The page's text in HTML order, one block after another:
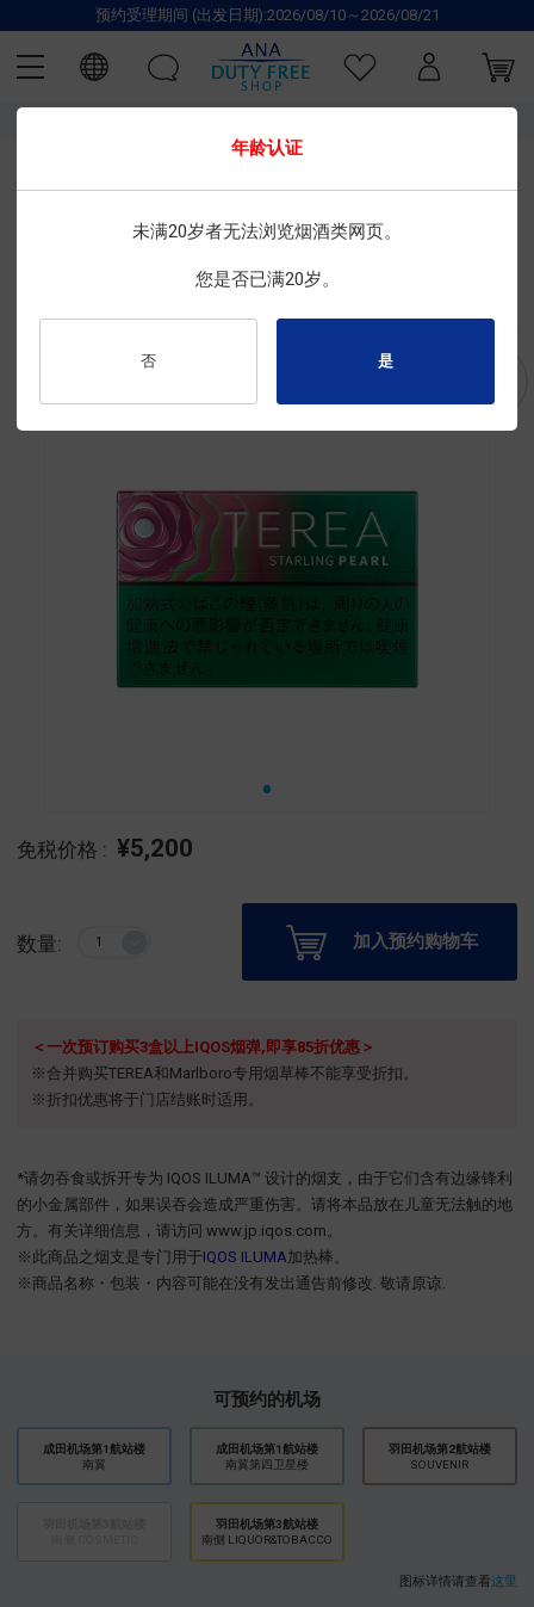
预约受理期间 (出发日期):2026/08/10～2026/08/21
限时特惠
TEREA STARLING PEAR (仅适用于 IQOS ILUMA)
免税价格 : ¥5,200
数量: 加入预约购物车
＜一次预订购买3盒以上IQOS烟弹,即享85折优惠＞
※合并购买TEREA和Marlboro专用烟草棒不能享受折扣。
※折扣优惠将于门店结账时适用。
*请勿吞食或拆开专为 IQOS ILUMA™ 设计的烟支，由于它们含有边缘锋利
的小金属部件，如果误吞会造成严重伤害。请将本品放在儿童无法触的地
方。有关详细信息，请访问 www.jp.iqos.com。
※此商品之烟支是专门用于IQOS ILUMA加热棒。
※商品名称・包装・内容可能在没有发出通告前修改. 敬请原谅.
可预约的机场
成田机场第1航站楼
南翼
成田机场第1航站楼
南翼第四卫星楼
​羽田机场第2航站楼
SOUVENIR
羽田机场第3航站楼
南侧 LIQUOR&TOBACCO
图标详情请查看这里
年龄认证
未满20岁者无法浏览烟酒类网页。
您是否已满20岁。
否